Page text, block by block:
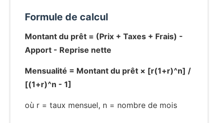
Formule de calcul
Montant du prêt = (Prix + Taxes + Frais) -
Apport - Reprise nette
Mensualité = Montant du prêt × [r(1+r)^n] /
[(1+r)^n - 1]
où r = taux mensuel, n = nombre de mois